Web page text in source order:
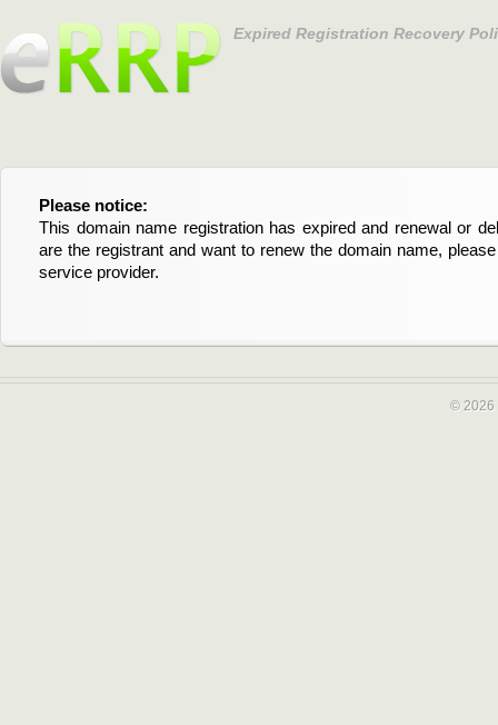
Expired Registration Recovery
Please notice:
This domain name registration has expired and renewal or
are the registrant and want to renew the domain name,
service provider.
Bitte beachten Sie:
Diese Domainregistrierung ist abgelaufen und die
Domain stehen an. Wenn Sie der Registrant sind und
verlängern möchten, kontaktieren Sie bitte Ihren Service-
© 2026